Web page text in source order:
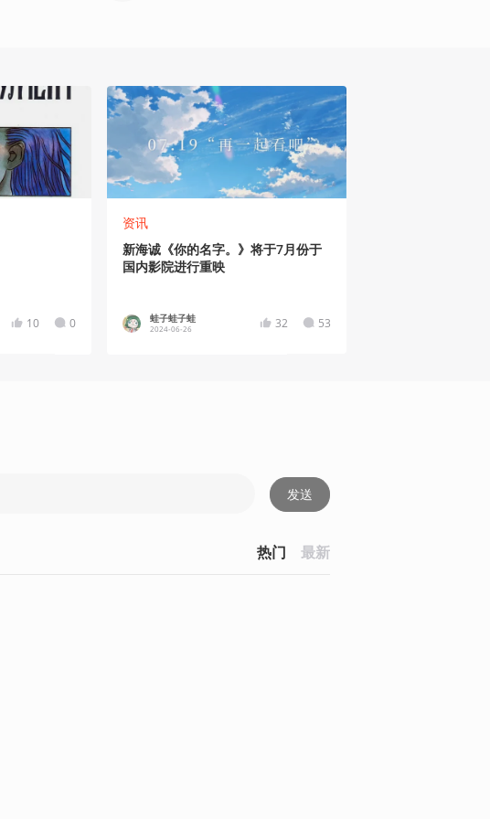
10 0
资讯
新海诚《你的名字。》将于7月份于
国内影院进行重映
蛙子蛙子蛙
2024-06-26 32 53
发送
热门 最新